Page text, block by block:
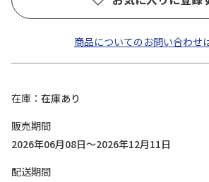
商品についてのお問い合わせ
在庫
在庫あり
販売期間
2026年06月08日～2026年12月11日
配送期間